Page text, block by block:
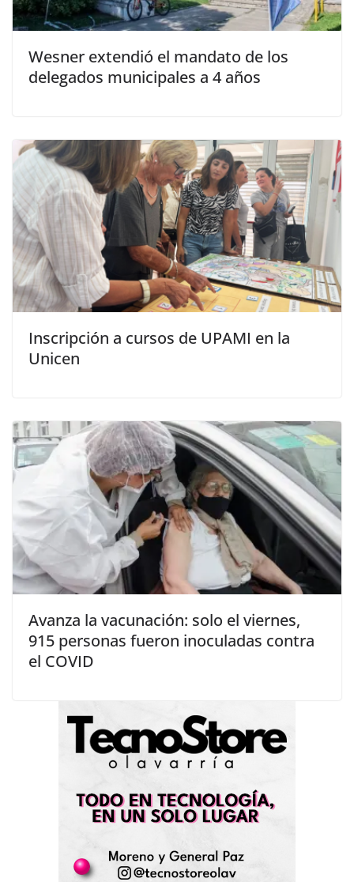
Wesner extendió el mandato de los
delegados municipales a 4 años
Inscripción a cursos de UPAMI en la
Unicen
Avanza la vacunación: solo el viernes,
915 personas fueron inoculadas contra
el COVID